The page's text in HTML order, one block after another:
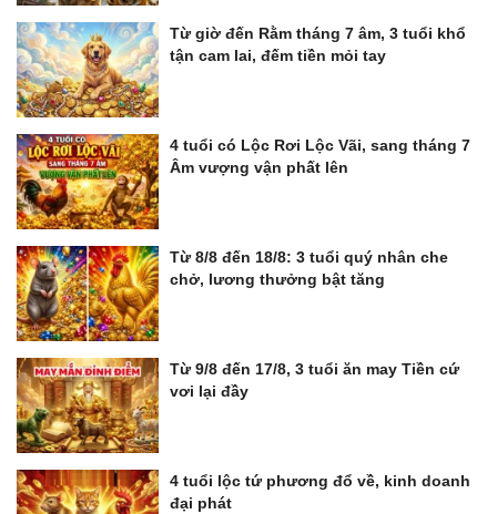
Từ giờ đến Rằm tháng 7 âm, 3 tuổi khổ
tận cam lai, đếm tiền mỏi tay
4 tuổi có Lộc Rơi Lộc Vãi, sang tháng 7
Âm vượng vận phất lên
Từ 8/8 đến 18/8: 3 tuổi quý nhân che
chở, lương thưởng bật tăng
Từ 9/8 đến 17/8, 3 tuổi ăn may Tiền cứ
vơi lại đầy
4 tuổi lộc tứ phương đổ về, kinh doanh
đại phát